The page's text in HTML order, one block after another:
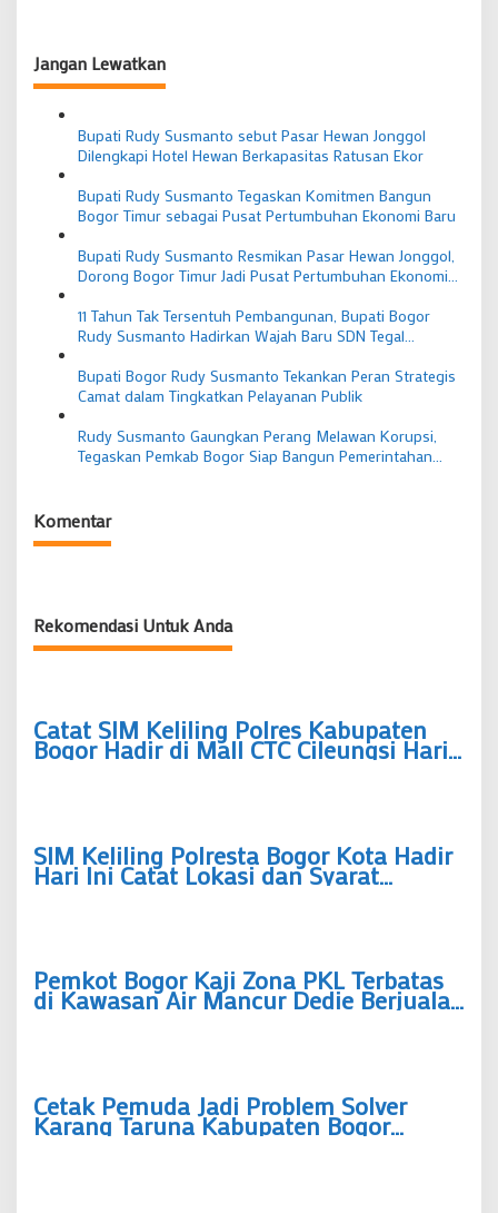
Jangan Lewatkan
Bupati Rudy Susmanto sebut Pasar Hewan Jonggol
Dilengkapi Hotel Hewan Berkapasitas Ratusan Ekor
Bupati Rudy Susmanto Tegaskan Komitmen Bangun
Bogor Timur sebagai Pusat Pertumbuhan Ekonomi Baru
Bupati Rudy Susmanto Resmikan Pasar Hewan Jonggol,
Dorong Bogor Timur Jadi Pusat Pertumbuhan Ekonomi
11 Tahun Tak Tersentuh Pembangunan, Bupati Bogor
Rudy Susmanto Hadirkan Wajah Baru SDN Tegal
Bupati Bogor Rudy Susmanto Tekankan Peran Strategis
Camat dalam Tingkatkan Pelayanan Publik
Rudy Susmanto Gaungkan Perang Melawan Korupsi,
Tegaskan Pemkab Bogor Siap Bangun Pemerintahan
Komentar
Rekomendasi Untuk Anda
Catat SIM Keliling Polres Kabupaten
Bogor Hadir di Mall CTC Cileungsi Hari
Ini, Siapkan Tiga Dokumen Ini
SIM Keliling Polresta Bogor Kota Hadir
Hari Ini Catat Lokasi dan Syarat
Perpanjangan SIM A-C
Pemkot Bogor Kaji Zona PKL Terbatas
di Kawasan Air Mancur Dedie Berjualan
Hanya pada Jam Tertentu
Cetak Pemuda Jadi Problem Solver
Karang Taruna Kabupaten Bogor
Siapkan Sekolah Advokasi di 40